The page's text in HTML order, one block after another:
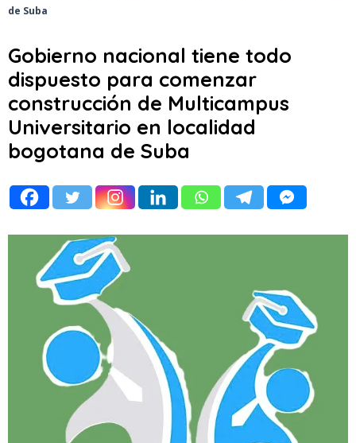
de Suba
Gobierno nacional tiene todo
dispuesto para comenzar
construcción de Multicampus
Universitario en localidad
bogotana de Suba